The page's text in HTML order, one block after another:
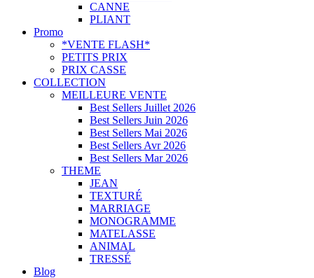
CANNE
PLIANT
Promo
*VENTE FLASH*
PETITS PRIX
PRIX CASSE
COLLECTION
MEILLEURE VENTE
Best Sellers Juillet 2026
Best Sellers Juin 2026
Best Sellers Mai 2026
Best Sellers Avr 2026
Best Sellers Mar 2026
THEME
JEAN
TEXTURÉ
MARRIAGE
MONOGRAMME
MATELASSE
ANIMAL
TRESSÉ
Blog